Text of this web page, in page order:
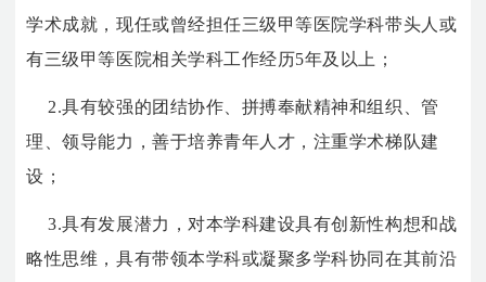
学术成就，现任或曾经担任三级甲等医院学科带头人或
有三级甲等医院相关学科工作经历5年及以上；
2.具有较强的团结协作、拼搏奉献精神和组织、管
理、领导能力，善于培养青年人才，注重学术梯队建
设；
3.具有发展潜力，对本学科建设具有创新性构想和战
略性思维，具有带领本学科或凝聚多学科协同在其前沿